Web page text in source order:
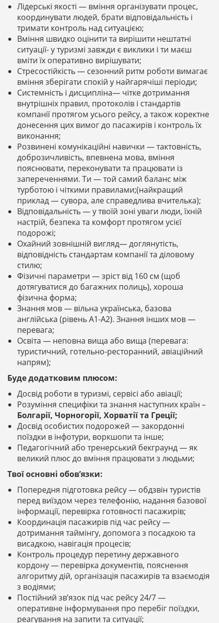
Лідерські якості — вміння організувати процес,
координувати людей, брати відповідальність і
тримати контроль над ситуацією;
Вміння швидко оцінити та вирішити нештатні
ситуації- у туризмі завжди є виклики і ти маєш
вміти їх оперативно вирішувати;
Стресостійкість — сезонний ритм роботи вимагає
вміння зберігати спокій у найгарячіші періоди;
Системність і дисципліна— чітке дотримання
внутрішніх правил, протоколів і стандартів
компанії протягом усього рейсу, а також коректне
донесення цих вимог до пасажирів і контроль їх
виконання;
Розвинені комунікаційні навички — тактовність,
доброзичливість, впевнена мова, вміння
пояснювати, переконувати та працювати із
запереченнями. Ти — той самий баланс між
турботою і чіткими правилами;(найкращий
приклад — сувора, але справедлива вчителька);
Відповідальність — у твоїй зоні уваги люди, їхній
настрій, безпека та комфорт протягом усієї
подорожі;
Охайний зовнішній вигляд— доглянутість,
відповідність стандартам компанії та діловому
стилю;
Фізичні параметри — зріст від 160 см (щоб
дотягуватися до багажних полиць), хороша
фізична форма;
Знання мов — вільна українська, базова
англійська (рівень A1-A2). Знання інших мов —
перевага;
Освіта — неповна вища або вища (перевага:
туристичний, готельно-ресторанний, авіаційний
напрям);
Буде додатковим плюсом:
Досвід роботи в туризмі, сервісі або авіації;
Розуміння специфіки та знання наступних країн –
Болгарії, Чорногорії, Хорватії та Греції;
Досвід особистих подорожей — закордонні
поїздки в інфотури, воркшопи та інше;
Педагогічний або тренерський бекграунд — як
великий плюс до вміння працювати з людьми;
Твої основні обов’язки:
Попередня підготовка рейсу — обдзвін туристів
перед виїздом через телефонію, надання базової
інформації, перевірка готовності пасажирів;
Координація пасажирів під час рейсу —
дотримання таймінгу, допомога з посадкою та
висадкою, навігація процесів;
Контроль процедур перетину державного
кордону — перевірка документів, пояснення
алгоритму дій, організація пасажирів та взаємодія
з водіями;
Постійний зв’язок під час рейсу 24/7 —
оперативне інформування про перебіг поїздки,
реагування на запити та ситуації;